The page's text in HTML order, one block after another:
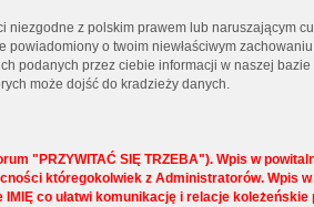
z polskim prawem lub naruszającym
o twoim niewłaściwym
podanych przez ciebie informacji w naszej
może dojść do kradzieży danych.
"PRZYWITAĆ SIĘ TRZEBA"). Wpis w
któregokolwiek z Administratorów. Wpis w
co ułatwi komunikację i relacje